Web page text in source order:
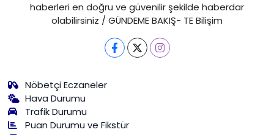
haberleri en doğru ve güvenilir şekilde haberdar
olabilirsiniz / GÜNDEME BAKIŞ- TE Bilişim
Nöbetçi Eczaneler
Hava Durumu
Trafik Durumu
Puan Durumu ve Fikstür